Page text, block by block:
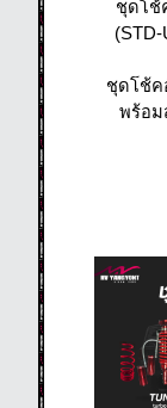
ชุดโช้
ชุดโช้ค
พร้อม